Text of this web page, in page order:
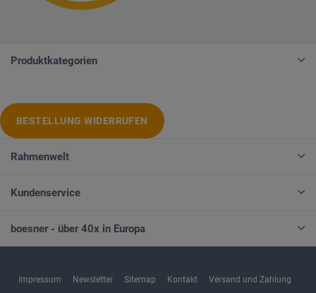
Produktkategorien
BESTELLUNG WIDERRUFEN
Rahmenwelt
Kundenservice
boesner - über 40x in Europa
Impressum Newsletter Sitemap Kontakt Versand und Zahlung